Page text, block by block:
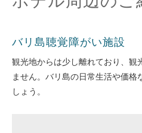
孤児院住み込み
聴覚障がい施設
特別支援学校
日本語学校
バリ島聴覚障がい施設
観光地からは少し離れており、観
ません。バリ島の日常生活や価格
しょう。